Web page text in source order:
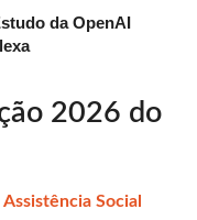
da OpenAI
2026 do
Social